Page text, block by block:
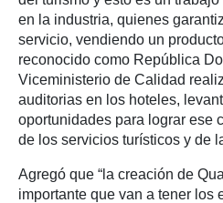
en la industria, quienes
servicio, vendiendo un
reconocido como República
Viceministerio de Calidad
auditorias en los hoteles,
oportunidades para lograr ese
de los servicios turísticos y de
Agregó que “la creación de
importante que van a tener los